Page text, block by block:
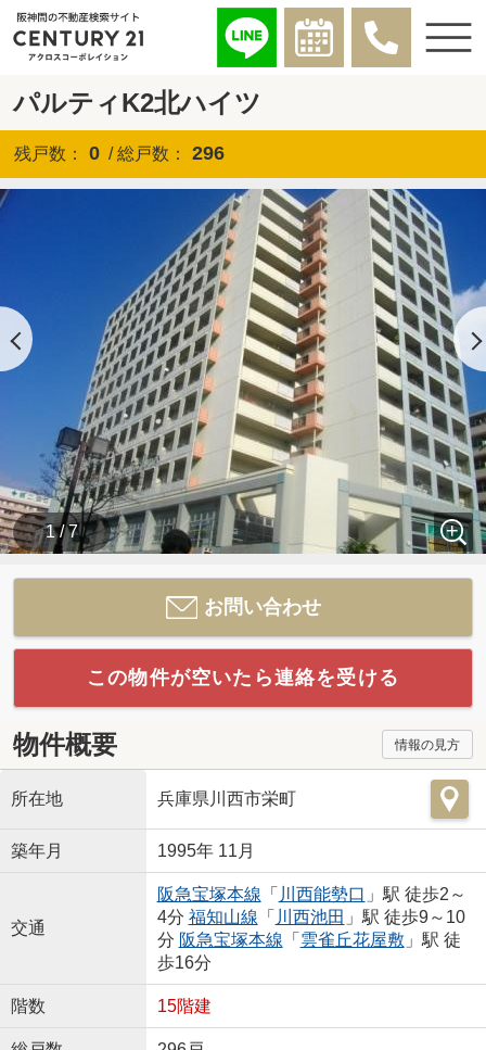
パルティK2北ハイツ
残戸数： 0 / 総戸数： 296
1 / 7
お問い合わせ
この物件が空いたら連絡を受ける
物件概要 情報の見方
所在地 兵庫県川西市栄町
築年月 1995年 11月
交通
阪急宝塚本線 「 川西能勢口 」駅 徒歩2～
4分 福知山線 「 川西池田 」駅 徒歩9～10
分 阪急宝塚本線 「 雲雀丘花屋敷 」駅 徒
歩16分
階数 15階建